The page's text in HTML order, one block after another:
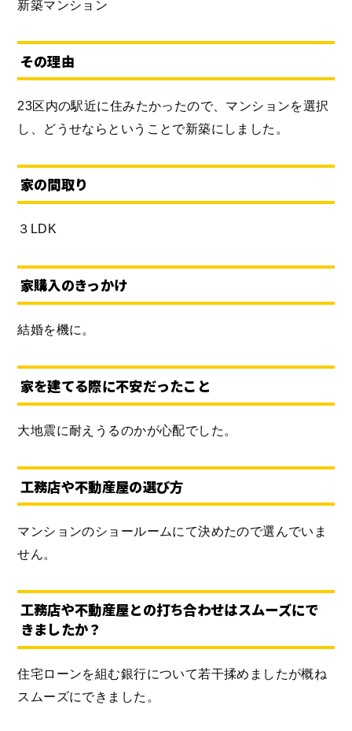
新築マンション
その理由
23区内の駅近に住みたかったので、マンションを選択
し、どうせならということで新築にしました。
家の間取り
３LDK
家購入のきっかけ
結婚を機に。
家を建てる際に不安だったこと
大地震に耐えうるのかが心配でした。
工務店や不動産屋の選び方
マンションのショールームにて決めたので選んでいま
せん。
工務店や不動産屋との打ち合わせはスムーズにで
きましたか？
住宅ローンを組む銀行について若干揉めましたが概ね
スムーズにできました。